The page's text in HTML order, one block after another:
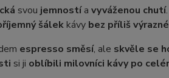
svou jemnostía vyváženou chutí
šálekkávy bez příliš
espresso směsí, ale skvěle se
si ji oblíbili milovníci kávy po